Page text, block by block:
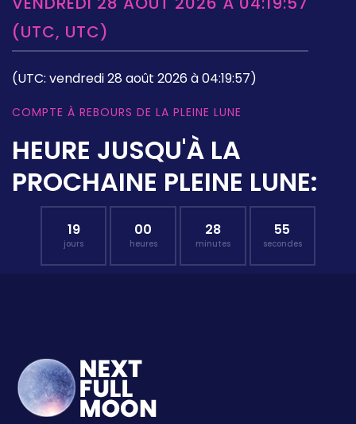
(UTC, UTC)
(UTC: vendredi 28 août 2026 à 04:19:57)
COMPTE À REBOURS DE LA PLEINE LUNE
HEURE JUSQU'À LA
PROCHAINE PLEINE LUNE:
19
jours
00
heures
28
minutes
54
secondes